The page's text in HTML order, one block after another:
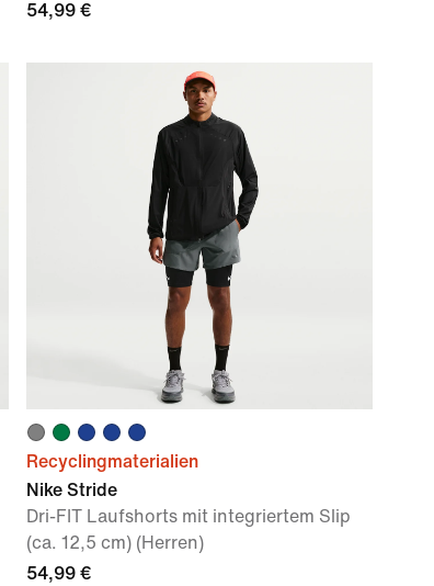
54,99 €
Recyclingmaterialien
Nike Stride
Dri-FIT Laufshorts mit integriertem Slip
(ca. 12,5 cm) (Herren)
54,99 €